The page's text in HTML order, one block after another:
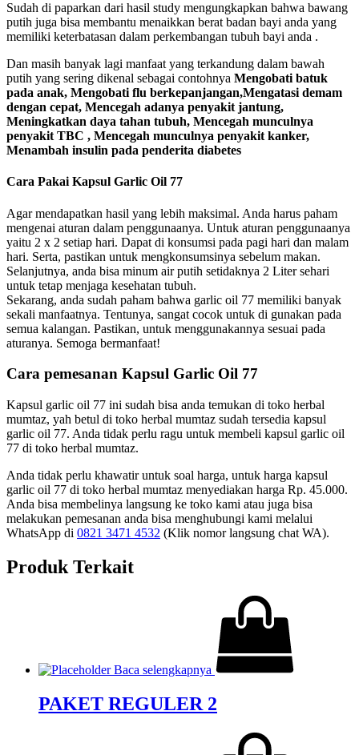
Sudah di paparkan dari hasil study mengungkapkan bahwa bawang
putih juga bisa membantu menaikkan berat badan bayi anda yang
memiliki keterbatasan dalam perkembangan tubuh bayi anda .
Dan masih banyak lagi manfaat yang terkandung dalam bawah
putih yang sering dikenal sebagai contohnya Mengobati batuk
pada anak, Mengobati flu berkepanjangan,Mengatasi demam
dengan cepat, Mencegah adanya penyakit jantung,
Meningkatkan daya tahan tubuh, Mencegah munculnya
penyakit TBC , Mencegah munculnya penyakit kanker,
Menambah insulin pada penderita diabetes
Cara Pakai Kapsul Garlic Oil 77
Agar mendapatkan hasil yang lebih maksimal. Anda harus paham
mengenai aturan dalam penggunaanya. Untuk aturan penggunaanya
yaitu 2 x 2 setiap hari. Dapat di konsumsi pada pagi hari dan malam
hari. Serta, pastikan untuk mengkonsumsinya sebelum makan.
Selanjutnya, anda bisa minum air putih setidaknya 2 Liter sehari
untuk tetap menjaga kesehatan tubuh.
Sekarang, anda sudah paham bahwa garlic oil 77 memiliki banyak
sekali manfaatnya. Tentunya, sangat cocok untuk di gunakan pada
semua kalangan. Pastikan, untuk menggunakannya sesuai pada
aturanya. Semoga bermanfaat!
Cara pemesanan Kapsul Garlic Oil 77
Kapsul garlic oil 77 ini sudah bisa anda temukan di toko herbal
mumtaz, yah betul di toko herbal mumtaz sudah tersedia kapsul
garlic oil 77. Anda tidak perlu ragu untuk membeli kapsul garlic oil
77 di toko herbal mumtaz.
Anda tidak perlu khawatir untuk soal harga, untuk harga kapsul
garlic oil 77 di toko herbal mumtaz menyediakan harga Rp. 45.000.
Anda bisa membelinya langsung ke toko kami atau juga bisa
melakukan pemesanan anda bisa menghubungi kami melalui
WhatsApp di 0821 3471 4532 (Klik nomor langsung chat WA).
Produk Terkait
Baca selengkapnya
PAKET REGULER 2